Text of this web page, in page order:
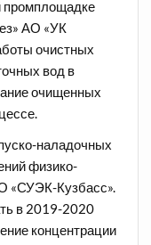
промплощадке
АО «УК
очистных
вод в
очищенных
наладочных
физико-
«СУЭК-Кузбасс».
в 2019-2020
концентрации